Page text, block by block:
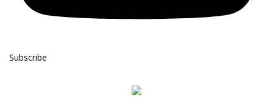
Subscribe